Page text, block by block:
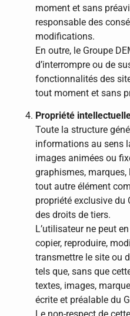
moment et sans
responsable des
modifications.
En outre, le Groupe
d’interrompre ou de
fonctionnalités des
tout moment et sans
Propriété
Toute la structure
informations au sens
images animées ou
graphismes,
tout autre élément
propriété exclusive du
des droits de tiers.
L’utilisateur ne peut
copier, reproduire,
transmettre le site ou
tels que, sans que
textes, images,
écrite et préalable du